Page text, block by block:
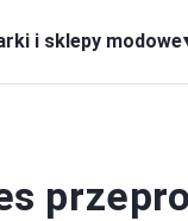
i sklepy modowe